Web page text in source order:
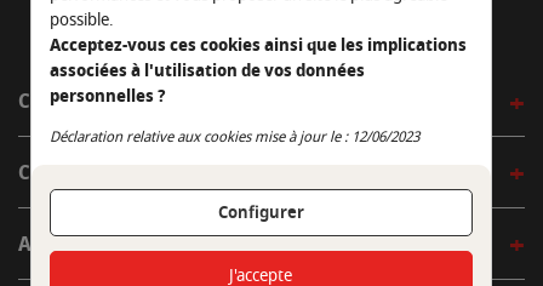
CÔTÉ OUTDOOR
CÔTÉ INDOOR
AUTOUR DE LA TABLE
possible.
Acceptez-vous ces cookies ainsi que les implications
associées à l'utilisation de vos données
personnelles ?
Déclaration relative aux cookies mise à jour le : 12/06/2023
Configurer
Continuer sans accepter
J'accepte